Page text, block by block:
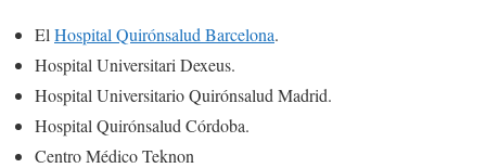
El Hospital Quirónsalud Barcelona.
Hospital Universitari Dexeus.
Hospital Universitario Quirónsalud Madrid.
Hospital Quirónsalud Córdoba.
Centro Médico Teknon